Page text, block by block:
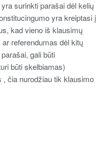
surinkti parašai dėl kelių
yra kreiptasi į
kad vieno iš klausimų
referendumas dėl kitų
gali būti
būti skelbiamas)
, čia nurodžiau tik klausimo